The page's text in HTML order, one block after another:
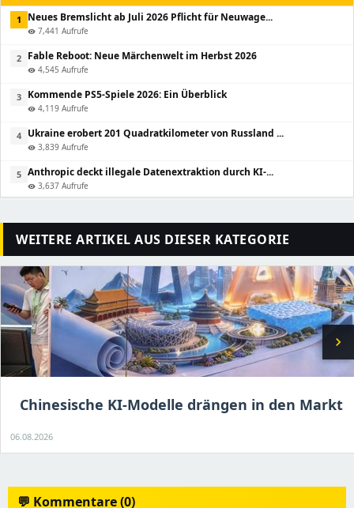
1 Neues Bremslicht ab Juli 2026 Pflicht für Neuwage...
visibility 7,441 Aufrufe
2 Fable Reboot: Neue Märchenwelt im Herbst 2026
visibility 4,545 Aufrufe
3 Kommende PS5-Spiele 2026: Ein Überblick
visibility 4,119 Aufrufe
4 Ukraine erobert 201 Quadratkilometer von Russland ...
visibility 3,839 Aufrufe
5 Anthropic deckt illegale Datenextraktion durch KI-...
visibility 3,637 Aufrufe
WEITERE ARTIKEL AUS DIESER KATEGORIE
chevron_right
Chinesische KI-Modelle drängen in den Markt
06.08.2026
💬 Kommentare (0)